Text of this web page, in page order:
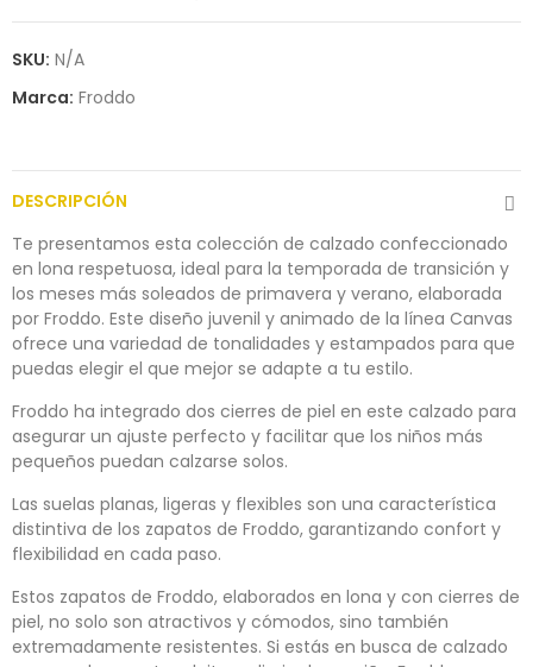
SKU: N/A
Marca: Froddo
DESCRIPCIÓN
Te presentamos esta colección de calzado confeccionado
en lona respetuosa, ideal para la temporada de transición y
los meses más soleados de primavera y verano, elaborada
por Froddo. Este diseño juvenil y animado de la línea Canvas
ofrece una variedad de tonalidades y estampados para que
puedas elegir el que mejor se adapte a tu estilo.
Froddo ha integrado dos cierres de piel en este calzado para
asegurar un ajuste perfecto y facilitar que los niños más
pequeños puedan calzarse solos.
Las suelas planas, ligeras y flexibles son una característica
distintiva de los zapatos de Froddo, garantizando confort y
flexibilidad en cada paso.
Estos zapatos de Froddo, elaborados en lona y con cierres de
piel, no solo son atractivos y cómodos, sino también
extremadamente resistentes. Si estás en busca de calzado